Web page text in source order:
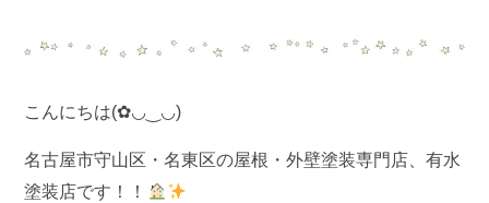
こんにちは(✿◡‿◡)
名古屋市守山区・名東区の屋根・外壁塗装専門店、有水
塗装店です！！